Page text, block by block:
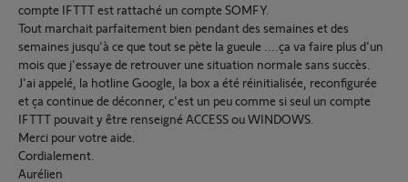
compte IFTTT est rattaché un compte SOMFY.
Tout marchait parfaitement bien pendant des semaines et des
semaines jusqu'à ce que tout se pète la gueule ....ça va faire plus d'un
mois que j'essaye de retrouver une situation normale sans succès.
J'ai appelé, la hotline Google, la box a été réinitialisée, reconfigurée
et ça continue de déconner, c'est un peu comme si seul un compte
IFTTT pouvait y être renseigné ACCESS ou WINDOWS.
Merci pour votre aide.
Cordialement.
Aurélien